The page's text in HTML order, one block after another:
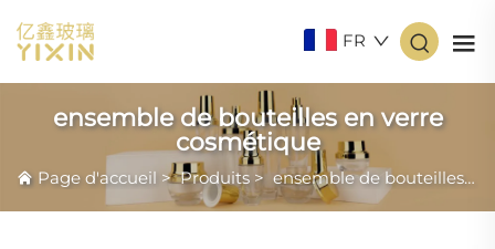
FR
ensemble de bouteilles en verre
cosmétique
Page d'accueil >Produits > ensemble de bouteilles en verre cosmétique